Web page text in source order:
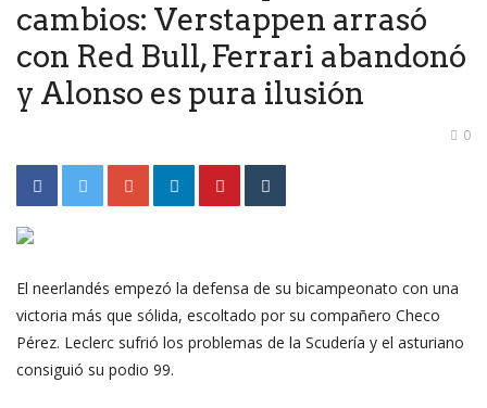
cambios: Verstappen arrasó
con Red Bull, Ferrari abandonó
y Alonso es pura ilusión
0
El neerlandés empezó la defensa de su bicampeonato con una
victoria más que sólida, escoltado por su compañero Checo
Pérez. Leclerc sufrió los problemas de la Scudería y el asturiano
consiguió su podio 99.